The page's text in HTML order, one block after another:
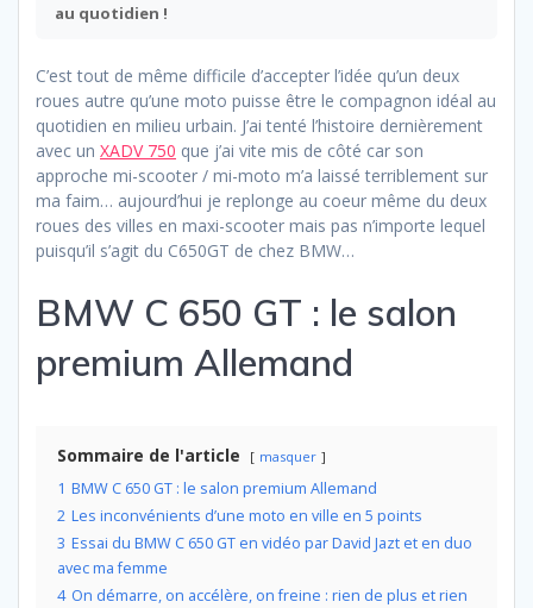
au quotidien !
C’est tout de même difficile d’accepter l’idée qu’un deux
roues autre qu’une moto puisse être le compagnon idéal au
quotidien en milieu urbain. J’ai tenté l’histoire dernièrement
avec un XADV 750 que j’ai vite mis de côté car son
approche mi-scooter / mi-moto m’a laissé terriblement sur
ma faim… aujourd’hui je replonge au coeur même du deux
roues des villes en maxi-scooter mais pas n’importe lequel
puisqu’il s’agit du C650GT de chez BMW…
BMW C 650 GT : le salon
premium Allemand
Sommaire de l'article masquer
1 BMW C 650 GT : le salon premium Allemand
2 Les inconvénients d’une moto en ville en 5 points
3 Essai du BMW C 650 GT en vidéo par David Jazt et en duo
avec ma femme
4 On démarre, on accélère, on freine : rien de plus et rien